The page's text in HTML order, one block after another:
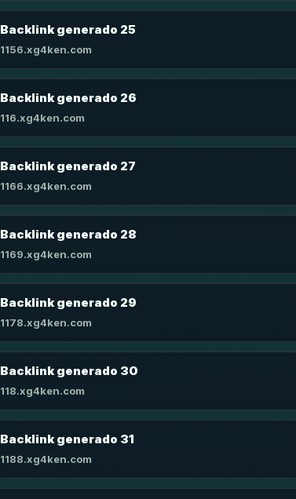
Backlink generado 25
1156.xg4ken.com
Backlink generado 26
116.xg4ken.com
Backlink generado 27
1166.xg4ken.com
Backlink generado 28
1169.xg4ken.com
Backlink generado 29
1178.xg4ken.com
Backlink generado 30
118.xg4ken.com
Backlink generado 31
1188.xg4ken.com